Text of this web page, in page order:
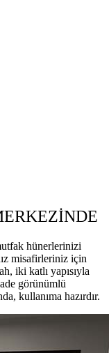
hünerlerinizi
misafirleriniz için
iki katlı yapısıyla
görünümlü
kullanıma hazırdır.